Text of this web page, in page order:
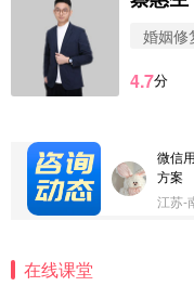
婚姻修
4.7分
微信
案
微信
微信
方案
江苏-
在线课堂